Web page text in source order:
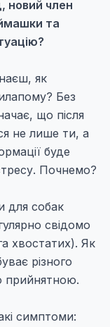
новий член
та
як
Без
що після
не лише ти, а
буде
Почнемо?
для собак
свідомо
хвостатих). Як
різного
прийнятною.
симптоми: